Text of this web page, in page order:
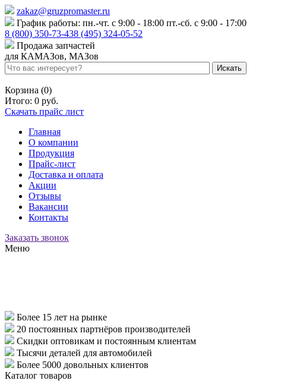
zakaz@gruzpromaster.ru
График работы: пн.-чт. с 9:00 - 18:00 пт.-сб. с 9:00 - 17:00
8 (800) 350-73-438 (495) 324-05-52
Продажа запчастей
для КАМАЗов, МАЗов
Корзина (0)
Итого: 0 руб.
Скачать прайс лист
Главная
О компании
Продукция
Прайс-лист
Доставка и оплата
Акции
Отзывы
Вакансии
Контакты
Заказать звонок
Меню
Более 15 лет на рынке
20 постоянных партнёров производителей
Скидки оптовикам и постоянным клиентам
Тысячи деталей для автомобилей
Более 5000 довольных клиентов
Каталог товаров